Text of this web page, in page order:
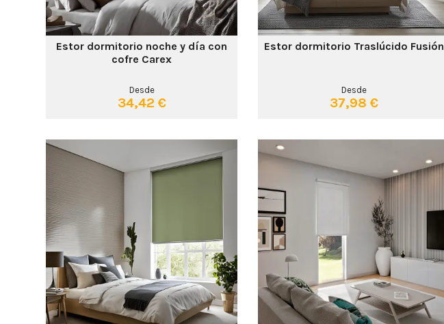
Estor dormitorio noche y día con
cofre Carex
Desde
34,42 €
Estor dormitorio Traslúcido Fusión
Desde
37,98 €